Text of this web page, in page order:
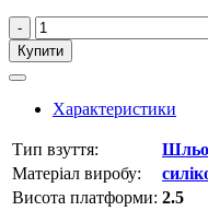
-
Купити
Характеристики
Тип взуття:
Матеріал виробу:
Висота платформи: 2.5